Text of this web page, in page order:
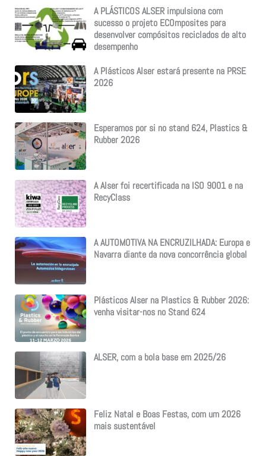
A PLÁSTICOS ALSER impulsiona com
sucesso o projeto ECOmposites para
desenvolver compósitos reciclados de alto
desempenho
A Plásticos Alser estará presente na PRSE
2026
Esperamos por si no stand 624, Plastics &
Rubber 2026
A Alser foi recertificada na ISO 9001 e na
RecyClass
A AUTOMOTIVA NA ENCRUZILHADA: Europa e
Navarra diante da nova concorrência global
Plásticos Alser na Plastics & Rubber 2026:
venha visitar-nos no Stand 624
ALSER, com a bola base em 2025/26
Feliz Natal e Boas Festas, com um 2026
mais sustentável